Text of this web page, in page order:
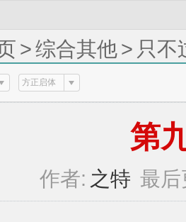
>综合其他> 只不
方正启体
第
作者: 之特 最